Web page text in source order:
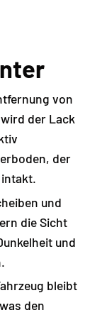
von
der Lack
der
und
die Sicht
und
bleibt
den